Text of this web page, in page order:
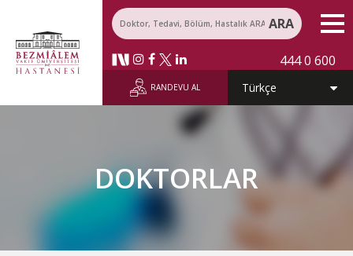
ARA
444 0 600
RANDEVU AL
DOKTORLAR